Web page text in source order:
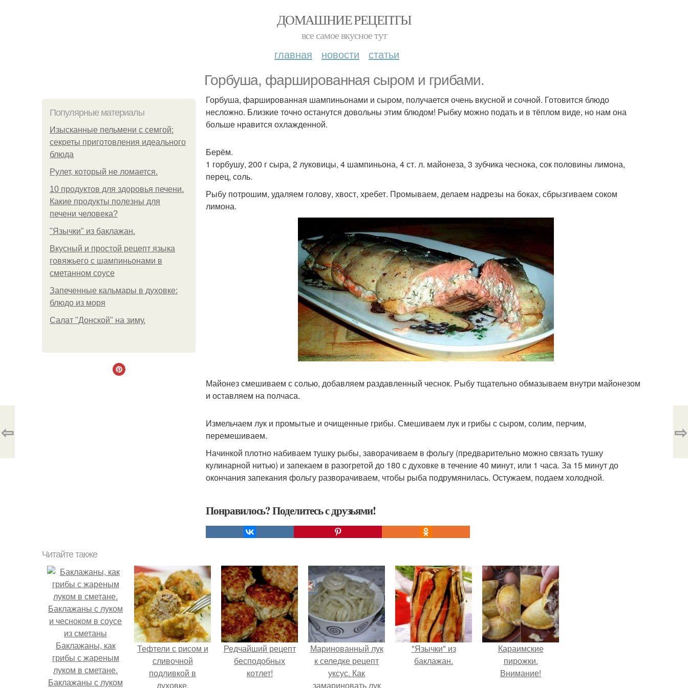
ДОМАШНИЕ РЕЦЕПТЫ
все самое вкусное тут
главная новости статьи
Горбуша, фаршированная сыром и грибами.
Популярные материалы
Изысканные пельмени с семгой:
секреты приготовления идеального
блюда
Рулет, который не ломается.
10 продуктов для здоровья печени.
Какие продукты полезны для
печени человека?
"Язычки" из баклажан.
Вкусный и простой рецепт языка
говяжьего с шампиньонами в
сметанном соусе
Запеченные кальмары в духовке:
блюдо из моря
Салат "Донской" на зиму.
Горбуша, фаршированная шампиньонами и сыром, получается очень вкусной и сочной. Готовится блюдо
несложно. Близкие точно останутся довольны этим блюдом! Рыбку можно подать и в тёплом виде, но нам она
больше нравится охлажденной.
Берём.
1 горбушу, 200 г сыра, 2 луковицы, 4 шампиньона, 4 ст. л. майонеза, 3 зубчика чеснока, сок половины лимона,
перец, соль.
Рыбу потрошим, удаляем голову, хвост, хребет. Промываем, делаем надрезы на боках, сбрызгиваем соком
лимона.
Майонез смешиваем с солью, добавляем раздавленный чеснок. Рыбу тщательно обмазываем внутри майонезом
и оставляем на полчаса.
Измельчаем лук и промытые и очищенные грибы. Смешиваем лук и грибы с сыром, солим, перчим,
перемешиваем.
Начинкой плотно набиваем тушку рыбы, заворачиваем в фольгу (предварительно можно связать тушку
кулинарной нитью) и запекаем в разогретой до 180 с духовке в течение 40 минут, или 1 часа. За 15 минут до
окончания запекания фольгу разворачиваем, чтобы рыба подрумянилась. Остужаем, подаем холодной.
Понравилось? Поделитесь с друзьями!
⇦ ⇨
Читайте также
Баклажаны, как
грибы с жареным
луком в сметане.
Баклажаны с луком
Тефтели с рисом и
сливочной
подливкой в
духовке.
Редчайший рецепт
бесподобных
котлет!
Маринованный лук
к селедке рецепт
уксус. Как
замариновать лук
"Язычки" из
баклажан.
Караимские
пирожки.
Внимание!